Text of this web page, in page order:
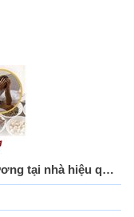
Mẹo dân gian chữa rối loạn cương dương tại nhà hiệu quả cho nam giới